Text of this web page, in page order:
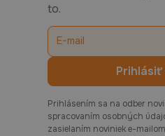
to.
Prihlásením sa na odber
spracovaním osobných
zasielaním noviniek e-